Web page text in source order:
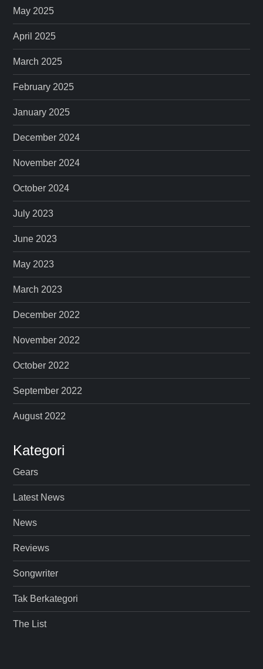
May 2025
April 2025
March 2025
February 2025
January 2025
December 2024
November 2024
October 2024
July 2023
June 2023
May 2023
March 2023
December 2022
November 2022
October 2022
September 2022
August 2022
Kategori
Gears
Latest News
News
Reviews
Songwriter
Tak Berkategori
The List